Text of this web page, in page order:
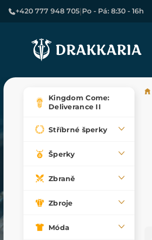
+420 777 948 705|Po - Pá: 8:30 - 16h
Kingdom Come:
Deliverance II
Stříbrné šperky
Šperky
Zbraně
Zbroje
Móda